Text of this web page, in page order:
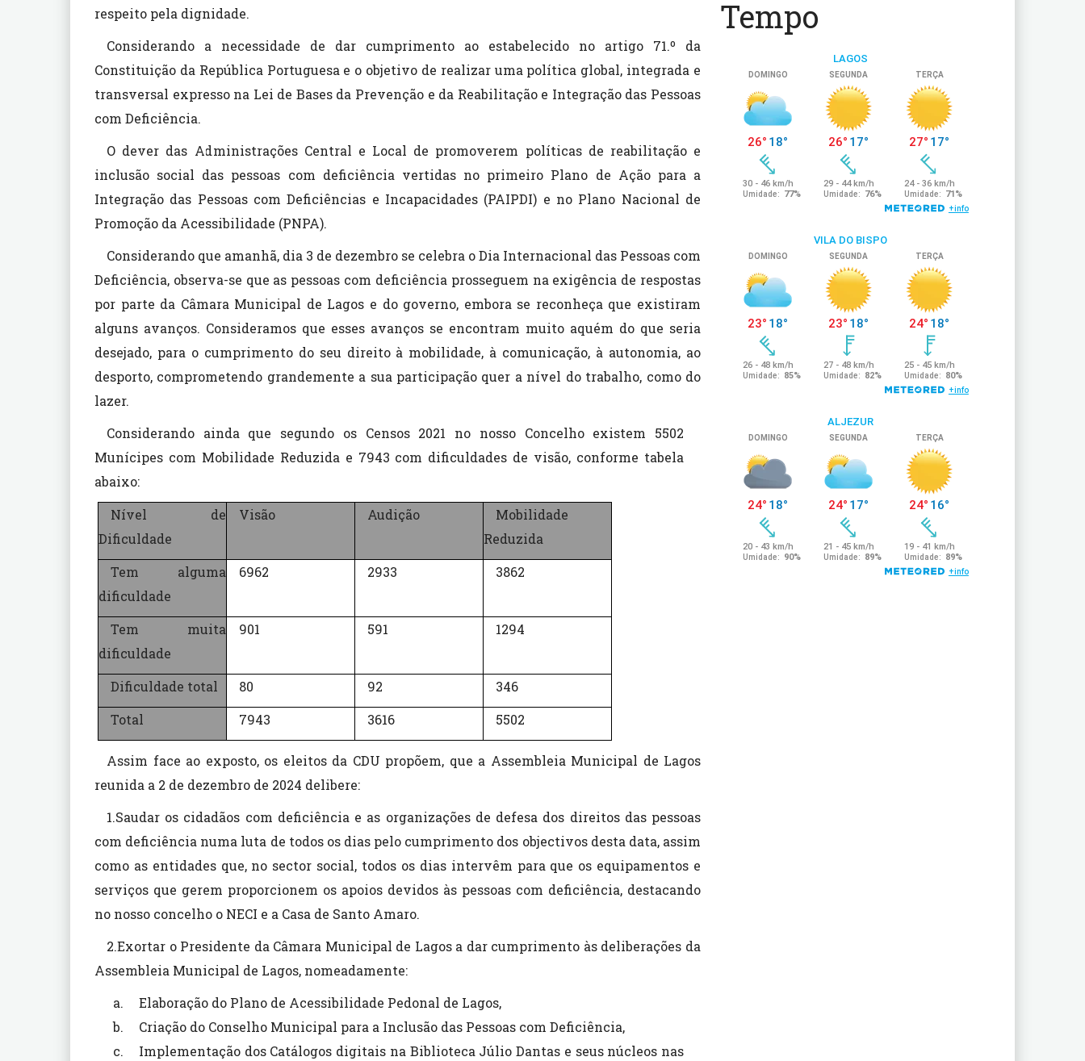
respeito pela dignidade.
Considerando a necessidade de dar cumprimento ao estabelecido no artigo 71.º da
Constituição da República Portuguesa e o objetivo de realizar uma política global, integrada e
transversal expresso na Lei de Bases da Prevenção e da Reabilitação e Integração das Pessoas
com Deficiência.
O dever das Administrações Central e Local de promoverem políticas de reabilitação e
inclusão social das pessoas com deficiência vertidas no primeiro Plano de Ação para a
Integração das Pessoas com Deficiências e Incapacidades (PAIPDI) e no Plano Nacional de
Promoção da Acessibilidade (PNPA).
Considerando que amanhã, dia 3 de dezembro se celebra o Dia Internacional das Pessoas com
Deficiência, observa-se que as pessoas com deficiência prosseguem na exigência de respostas
por parte da Câmara Municipal de Lagos e do governo, embora se reconheça que existiram
alguns avanços. Consideramos que esses avanços se encontram muito aquém do que seria
desejado, para o cumprimento do seu direito à mobilidade, à comunicação, à autonomia, ao
desporto, comprometendo grandemente a sua participação quer a nível do trabalho, como do
lazer.
Considerando ainda que segundo os Censos 2021 no nosso Concelho existem 5502
Munícipes com Mobilidade Reduzida e 7943 com dificuldades de visão, conforme tabela
abaixo:
Nível de
Dificuldade
Visão Audição
Mobilidade
Reduzida
Tem alguma
dificuldade
6962 2933 3862
Tem muita
dificuldade
901 591 1294
Dificuldade total 80 92
346
Total
7943 3616 5502
Assim face ao exposto, os eleitos da CDU propõem, que a Assembleia Municipal de Lagos
reunida a 2 de dezembro de 2024 delibere:
1.Saudar os cidadãos com deficiência e as organizações de defesa dos direitos das pessoas
com deficiência numa luta de todos os dias pelo cumprimento dos objectivos desta data, assim
como as entidades que, no sector social, todos os dias intervêm para que os equipamentos e
serviços que gerem proporcionem os apoios devidos às pessoas com deficiência, destacando
no nosso concelho o NECI e a Casa de Santo Amaro.
2.Exortar o Presidente da Câmara Municipal de Lagos a dar cumprimento às deliberações da
Assembleia Municipal de Lagos, nomeadamente:
Elaboração do Plano de Acessibilidade Pedonal de Lagos,
Criação do Conselho Municipal para a Inclusão das Pessoas com Deficiência,
Implementação dos Catálogos digitais na Biblioteca Júlio Dantas e seus núcleos nas
Tempo